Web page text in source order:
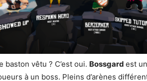
baston vêtu ? C’est oui. Bossgard est
à un boss. Pleins d’arènes